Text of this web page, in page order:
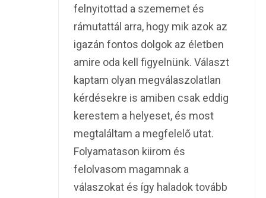
felnyitottad a szememet és
rámutattál arra, hogy mik azok az
igazán fontos dolgok az életben
amire oda kell figyelnünk. Választ
kaptam olyan megválaszolatlan
kérdésekre is amiben csak eddig
kerestem a helyeset, és most
megtaláltam a megfelelő utat.
Folyamatason kiirom és
felolvasom magamnak a
válaszokat és így haladok tovább